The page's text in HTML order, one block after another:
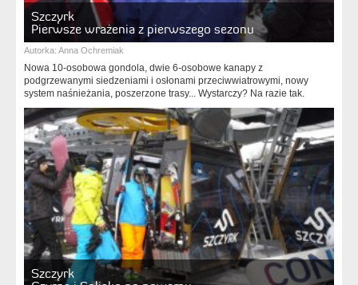
Szczyrk
Pierwsze wrażenia z pierwszego sezonu
Autorka: Anna Ochremiak
Nowa 10-osobowa gondola, dwie 6-osobowe kanapy z
podgrzewanymi siedzeniami i osłonami przeciwwiatrowymi, nowy
system naśnieżania, poszerzone trasy... Wystarczy? Na razie tak.
Szczyrk